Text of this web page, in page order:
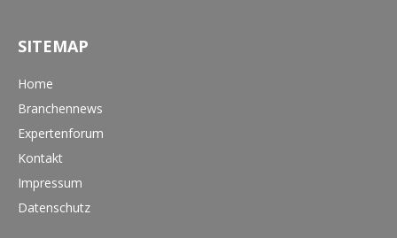
SITEMAP
Home
Branchennews
Expertenforum
Kontakt
Impressum
Datenschutz